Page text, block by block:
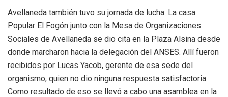
Avellaneda también tuvo su jornada de lucha. La casa
Popular El Fogón junto con la Mesa de Organizaciones
Sociales de Avellaneda se dio cita en la Plaza Alsina desde
donde marcharon hacia la delegación del ANSES. Allí fueron
recibidos por Lucas Yacob, gerente de esa sede del
organismo, quien no dio ninguna respuesta satisfactoria.
Como resultado de eso se llevó a cabo una asamblea en la